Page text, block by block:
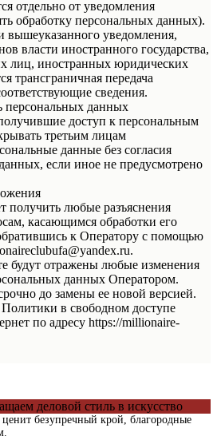
отдельно от уведомления
обработку персональных данных).
вышеуказанного уведомления,
власти иностранного государства,
лиц, иностранных юридических
трансграничная передача
сведения.
персональных данных
доступ к персональным
третьим лицам
данные без согласия
если иное не предусмотрено
получить любые разъяснения
касающимся обработки его
к Оператору с помощью
будут отражены любые изменения
данных Оператором.
до замены ее новой версией.
в свободном доступе
по адресу https://millionaire-
деловой стиль в искусство
безупречный крой, благородные